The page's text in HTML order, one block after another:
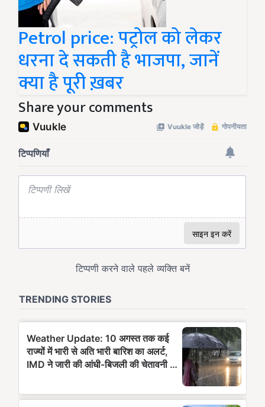
Petrol price: पट्रोल को लेकर
धरना दे सकती है भाजपा, जानें
क्या है पूरी ख़बर
Share your comments